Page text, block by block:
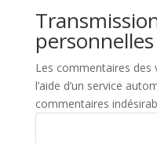
personnelles
Les commentaires des
l’aide d’un service
commentaires